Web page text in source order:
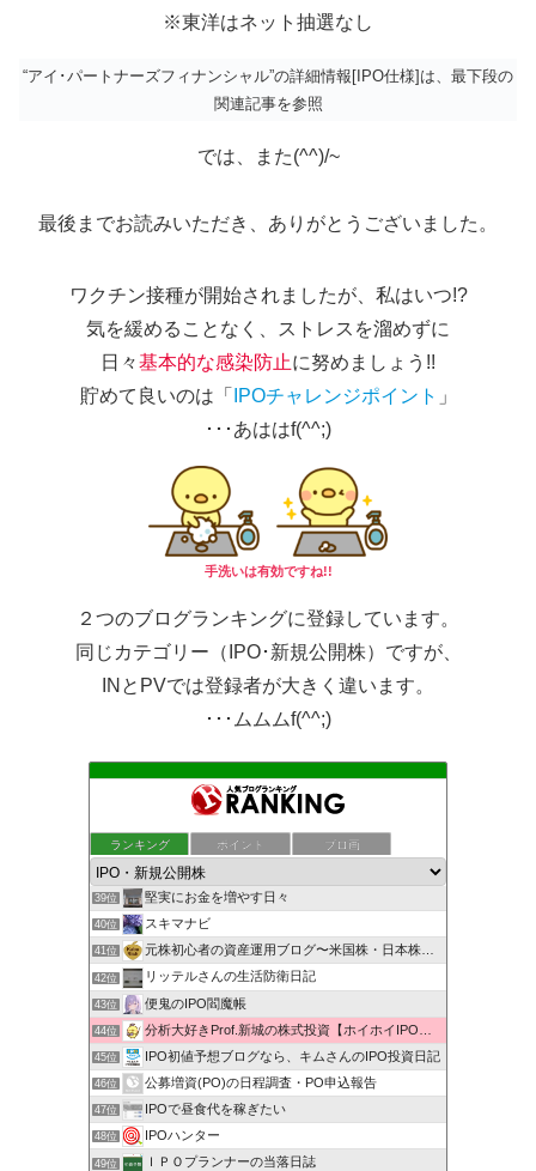
※東洋はネット抽選なし
“アイ･パートナーズフィナンシャル”の詳細情報[IPO仕様]は、最下段の
関連記事を参照
では、また(^^)/~
最後までお読みいただき、ありがとうございました。
ワクチン接種が開始されましたが、私はいつ!?
気を緩めることなく、ストレスを溜めずに
日々基本的な感染防止に努めましょう!!
貯めて良いのは「
IPOチャレンジポイント 」
･･･あははf(^^;)
手洗いは有効ですね!!
２つのブログランキングに登録しています。
同じカテゴリー（IPO･新規公開株）ですが、
INとPVでは登録者が大きく違います。
･･･ムムムf(^^;)
ランキング ポイント ブロ画
37位 もんきち雑貨店投資日記
38位 株マニュアル まったり資産運用
39位 堅実にお金を増やす日々
40位 スキマナビ
41位 元株初心者の資産運用ブログ〜米国株・日本株・IPO株投資
42位 リッテルさんの生活防衛日記
43位 便鬼のIPO閻魔帳
44位 分析大好きProf.新城の株式投資【ホイホイIPO投資術】
45位 IPO初値予想ブログなら、キムさんのIPO投資日記
46位 公募増資(PO)の日程調査・PO申込報告
47位 IPOで昼食代を稼ぎたい
48位 IPOハンター
49位 ＩＰＯプランナーの当落日誌